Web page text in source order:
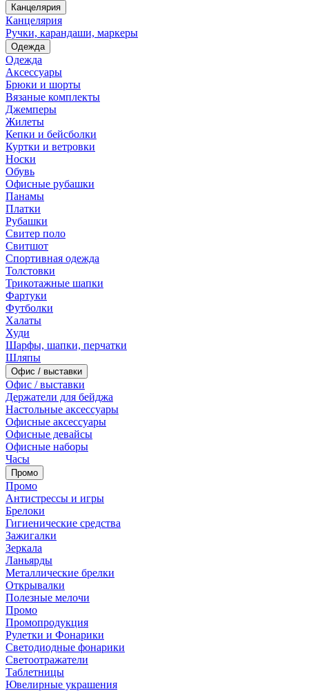
Канцелярия
Канцелярия
Ручки, карандаши, маркеры
Одежда
Одежда
Аксессуары
Брюки и шорты
Вязаные комплекты
Джемперы
Жилеты
Кепки и бейсболки
Куртки и ветровки
Носки
Обувь
Офисные рубашки
Панамы
Платки
Рубашки
Свитер поло
Свитшот
Спортивная одежда
Толстовки
Трикотажные шапки
Фартуки
Футболки
Халаты
Худи
Шарфы, шапки, перчатки
Шляпы
Офис / выставки
Офис / выставки
Держатели для бейджа
Настольные аксессуары
Офисные аксессуары
Офисные девайсы
Офисные наборы
Часы
Промо
Промо
Антистрессы и игры
Брелоки
Гигиенические средства
Зажигалки
Зеркала
Ланьярды
Металлические брелки
Открывалки
Полезные мелочи
Промо
Промопродукция
Рулетки и Фонарики
Светодиодные фонарики
Светоотражатели
Таблетницы
Ювелирные украшения